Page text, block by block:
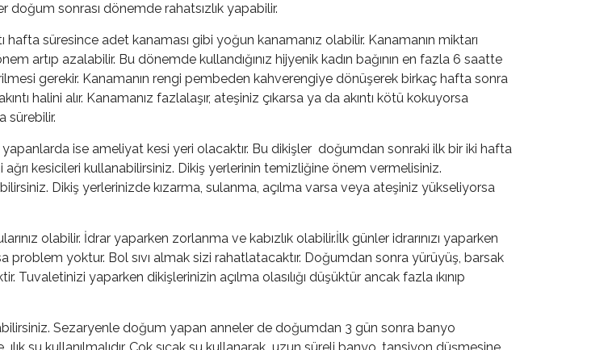
doğum sonrası dönemde rahatsızlık yapabilir.
hafta süresince adet kanaması gibi yoğun kanamanız olabilir. Kanamanın miktarı
artıp azalabilir. Bu dönemde kullandığınız hijyenik kadın bağının en fazla 6 saatte
gerekir. Kanamanın rengi pembeden kahverengiye dönüşerek birkaç hafta sonra
halini alır. Kanamanız fazlalaşır, ateşiniz çıkarsa ya da akıntı kötü kokuyorsa
sürebilir.
ise ameliyat kesi yeri olacaktır. Bu dikişler doğumdan sonraki ilk bir iki hafta
kesicileri kullanabilirsiniz. Dikiş yerlerinin temizliğine önem vermelisiniz.
Dikiş yerlerinizde kızarma, sulanma, açılma varsa veya ateşiniz yükseliyorsa
olabilir. İdrar yaparken zorlanma ve kabızlık olabilir.İlk günler idrarınızı yaparken
yoktur. Bol sıvı almak sizi rahatlatacaktır. Doğumdan sonra yürüyüş, barsak
Tuvaletinizi yaparken dikişlerinizin açılma olasılığı düşüktür ancak fazla ıkınıp
Sezaryenle doğum yapan anneler de doğumdan 3 gün sonra banyo